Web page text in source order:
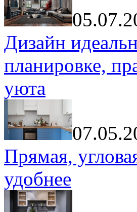
Дизайн
планировке,
уюта
Прямая,
удобнее